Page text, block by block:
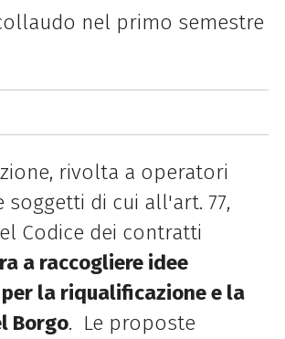
nel primo semestre
rivolta a operatori
soggetti di cui all'art. 77,
Codice dei contratti
a raccogliere idee
la riqualificazione e la
Borgo. Le proposte